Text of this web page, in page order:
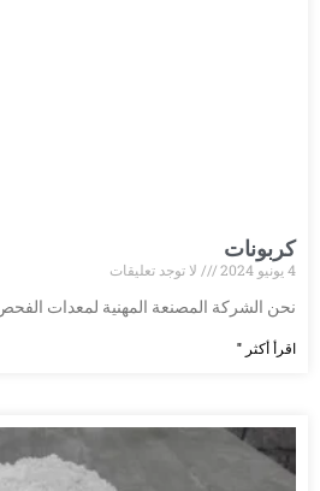
كربونات
4 يونيو 2024
لا توجد تعليقات
نحن الشركة المصنعة المهنية لمعدات الفحص
اقرأ أكثر "